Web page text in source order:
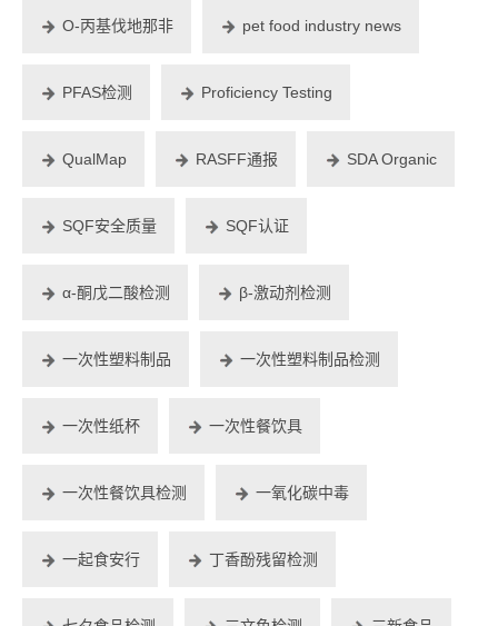
O-丙基伐地那非 pet food industry news
PFAS检测 Proficiency Testing
QualMap RASFF通报 SDA Organic
SQF安全质量 SQF认证
α-酮戊二酸检测 β-激动剂检测
一次性塑料制品 一次性塑料制品检测
一次性纸杯 一次性餐饮具
一次性餐饮具检测 一氧化碳中毒
一起食安行 丁香酚残留检测